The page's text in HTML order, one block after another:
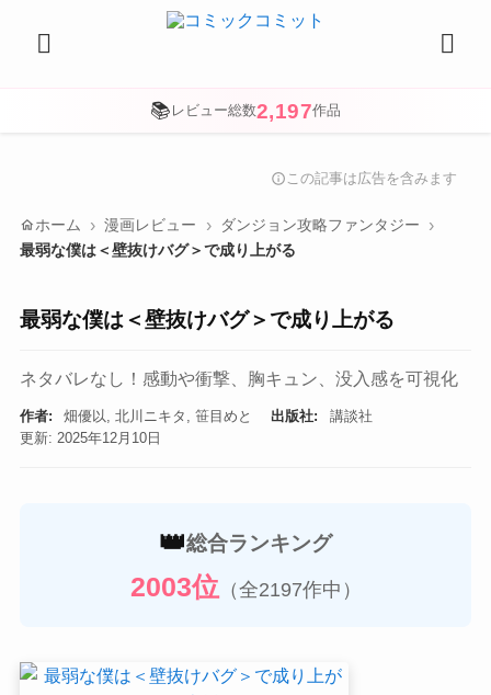
📚 レビュー総数2,197作品
info この記事は広告を含みます
home ホーム 漫画レビュー
ダンジョン攻略ファンタジー
最弱な僕は＜壁抜けバグ＞で成り上がる
最弱な僕は＜壁抜けバグ＞で成り上がる
ネタバレなし！感動や衝撃、胸キュン、没入感を可視化
作者: 畑優以, 北川ニキタ, 笹目めと 出版社:
講談社
更新: 2025年12月10日
👑総合ランキング
2003位（全2197作中）